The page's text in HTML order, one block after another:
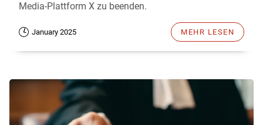
Media-Plattform X zu beenden.
January 2025 MEHR LESEN